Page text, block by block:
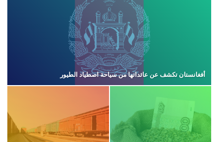
أفغانستان تكشف عن عائداتها من سياحة اصطياد الطيور